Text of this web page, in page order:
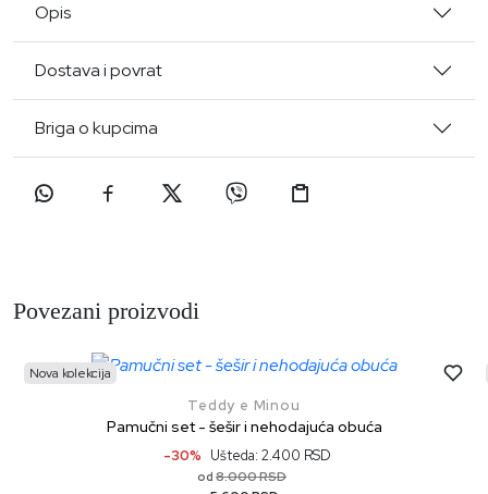
Opis
Dostava i povrat
Briga o kupcima
Povezani proizvodi
Nova kolekcija
Teddy e Minou
Pamučni set - šešir i nehodajuća obuća
-30% Ušteda: 2.400 RSD
od 8.000 RSD